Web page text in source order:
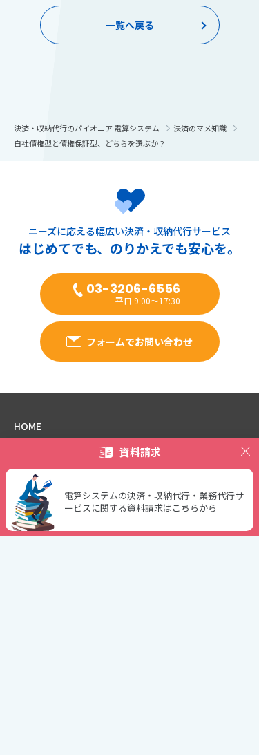
一覧へ戻る
決済・収納代行のパイオニア 電算システム
決済のマメ知識
自社債権型と債権保証型、どちらを選ぶか？
ニーズに応える幅広い決済・収納代行サービス
はじめてでも、のりかえでも安心を。
03-3206-6556
平日 9:00～17:30
フォームでお問い合わせ
HOME
はじめての方へ
4つの安心
導入事例
資料請求
電算システムの決済・収納代行・業務代行サ
ービスに関する資料請求はこちらから